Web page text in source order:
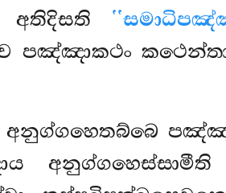
අතිදිසති
කථෙන්තා
අනුග්ගහෙතබ්බෙ